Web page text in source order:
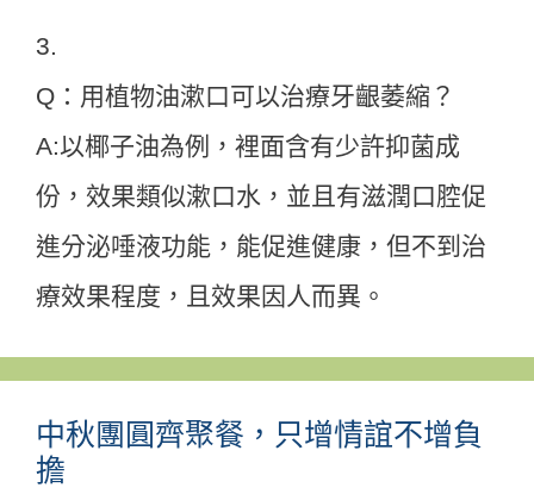
3.
Q：用植物油漱口可以治療牙齦萎縮？
A:以椰子油為例，裡面含有少許抑菌成
份，效果類似漱口水，並且有滋潤口腔促
進分泌唾液功能，能促進健康，但不到治
療效果程度，且效果因人而異。
中秋團圓齊聚餐，只增情誼不增負
擔